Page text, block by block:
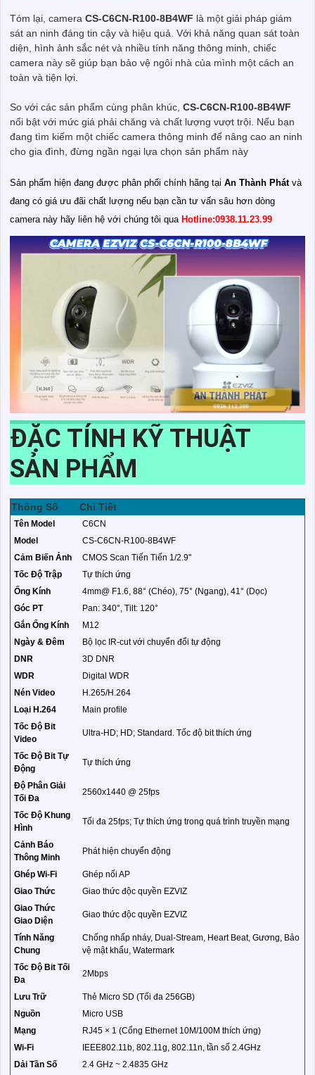
Tóm lại, camera CS-C6CN-R100-8B4WF là một giải pháp giám
sát an ninh đáng tin cậy và hiệu quả. Với khả năng quan sát toàn
diện, hình ảnh sắc nét và nhiều tính năng thông minh, chiếc
camera này sẽ giúp bạn bảo vệ ngôi nhà của mình một cách an
toàn và tiện lợi.
So với các sản phẩm cùng phân khúc, CS-C6CN-R100-8B4WF
nổi bật với mức giá phải chăng và chất lượng vượt trội. Nếu bạn
đang tìm kiếm một chiếc camera thông minh để nâng cao an ninh
cho gia đình, đừng ngần ngại lựa chọn sản phẩm này
Sản phẩm hiện đang được phân phối chính hãng tại An Thành Phátvà
đang có giá ưu đãi chất lượng nếu bạn cần tư vấn sâu hơn dòng
camera này hãy liên hệ với chúng tôi qua Hotline:0938.11.23.99
ĐẶC TÍNH KỸ THUẬT
SẢN PHẨM
Thông Số Chi Tiết
Tên Model
C6CN
Model
CS-C6CN-R100-8B4WF
Cảm Biến Ảnh
CMOS Scan Tiến Tiến 1/2.9"
Tốc Độ Trập
Tự thích ứng
Ống Kính
4mm@ F1.6, 88° (Chéo), 75° (Ngang), 41° (Dọc)
Góc PT
Pan: 340°, Tilt: 120°
Gắn Ống Kính
M12
Ngày & Đêm
Bộ lọc IR-cut với chuyển đổi tự động
DNR
3D DNR
WDR
Digital WDR
Nén Video
H.265/H.264
Loại H.264
Main profile
Tốc Độ Bit
Video
Ultra-HD; HD; Standard. Tốc độ bit thích ứng
Tốc Độ Bit Tự
Động
Tự thích ứng
Độ Phân Giải
Tối Đa
2560x1440 @ 25fps
Tốc Độ Khung
Hình
Tối đa 25fps; Tự thích ứng trong quá trình truyền mạng
Cảnh Báo
Thông Minh
Phát hiện chuyển động
Ghép Wi-Fi
Ghép nối AP
Giao Thức
Giao thức độc quyền EZVIZ
Giao Thức
Giao Diện
Giao thức độc quyền EZVIZ
Tính Năng
Chung
Chống nhấp nháy, Dual-Stream, Heart Beat, Gương, Bảo
vệ mật khẩu, Watermark
Tốc Độ Bit Tối
Đa
2Mbps
Lưu Trữ
Thẻ Micro SD (Tối đa 256GB)
Nguồn
Micro USB
Mạng
RJ45 × 1 (Cổng Ethernet 10M/100M thích ứng)
Wi-Fi
IEEE802.11b, 802.11g, 802.11n, tần số 2.4GHz
Dải Tần Số
2.4 GHz ~ 2.4835 GHz